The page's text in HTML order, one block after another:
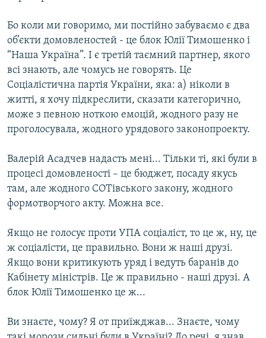
Бо коли ми говоримо, ми постійно забуваємо є два
об’єкти домовленостей - це блок Юлії Тимошенко і
“Наша Україна”. І є третій таємний партнер, якого
всі знають, але чомусь не говорять. Це
Соціалістична партія України, яка: а) ніколи в
житті, я хочу підкреслити, сказати категорично,
може з певною ноткою емоцій, жодного разу не
проголосувала, жодного урядового законопроекту.
Валерій Асадчев надасть мені... Тільки ті, які були в
процесі домовленості – це бюджет, посаду якусь
там, але жодного СОТівського закону, жодного
формотворчого акту. Можна все.
Якщо не голосує проти УПА соціаліст, то це ж, ну, це
ж соціалісти, це правильно. Вони ж наші друзі.
Якщо вони критикують уряд і ведуть баранів до
Кабінету міністрів. Це ж правильно - наші друзі. А
блок Юлії Тимошенко це ж...
Ви знаєте, чому? Я от приїжджав... Знаєте, чому